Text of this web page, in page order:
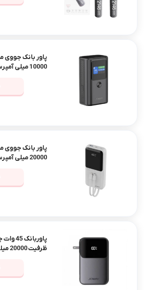
10000 میلی آمپرساعت
20000 میلی آمپرساعت
ظرفیت 20000 میلی‌آمپرساعت